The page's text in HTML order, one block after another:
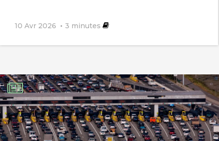
10 Avr 2026 3 minutes